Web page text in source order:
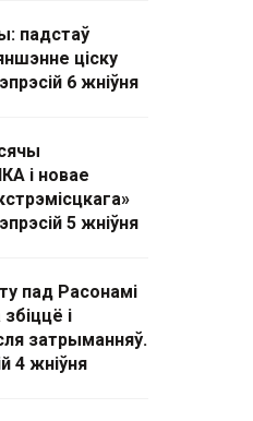
падстаў
ціску
6 жніўня
і новае
5 жніўня
пад Расонамі
і
затрыманняў.
4 жніўня